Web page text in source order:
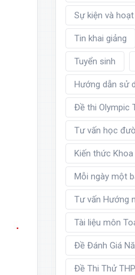
Sự kiện và
Tin khai giảng
Tuyển sinh
Hướng dẫn sử
Đề thi Olympic
Tư vấn học
Kiến thức
Mỗi ngày một
Tư vấn Hướng
Tài liệu môn
Đề Đánh Giá
Đề Thi Thử